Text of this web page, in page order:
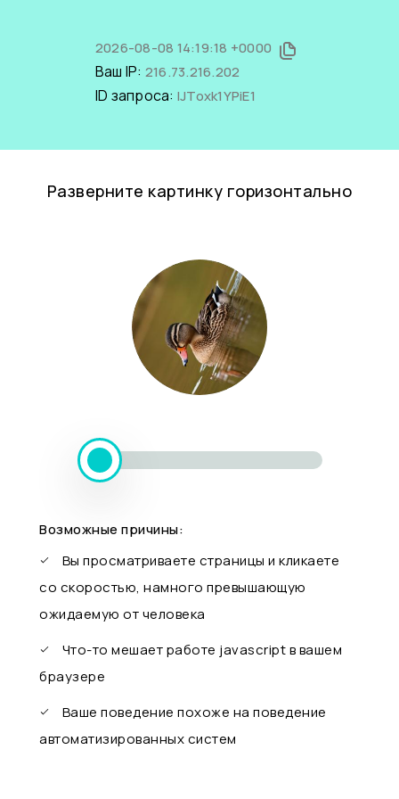
2026-08-08 14:19:18 +0000
Ваш IP: 216.73.216.202
ID запроса: IJToxk1YPiE1
Разверните картинку горизонтально
Возможные причины:
Вы просматриваете страницы и кликаете
со скоростью, намного превышающую
ожидаемую от человека
Что-то мешает работе javascript в вашем
браузере
Ваше поведение похоже на поведение
автоматизированных систем